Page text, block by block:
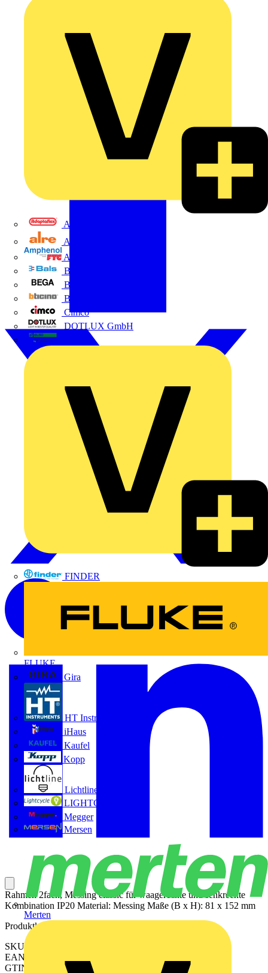
Adaptaflex
Alre
Amphenol FTG
BALS
Bega
Bticino
Cimco
DOTLUX GmbH
FINDER
FLUKE
Gira
HT Instruments GmbH
iHaus
Kaufel
Kopp
Lichtline
LIGHTCYCLE
Megger
Mersen
Merten
Rahmen 2fach, Messing classic für waagerechte und senkrechte
Kombination IP20 Material: Messing Maße (B x H): 81 x 152 mm
Produktkennzeichen
SKU: ME2982C
EAN: 4011377099524
GTIN: 4011377099524